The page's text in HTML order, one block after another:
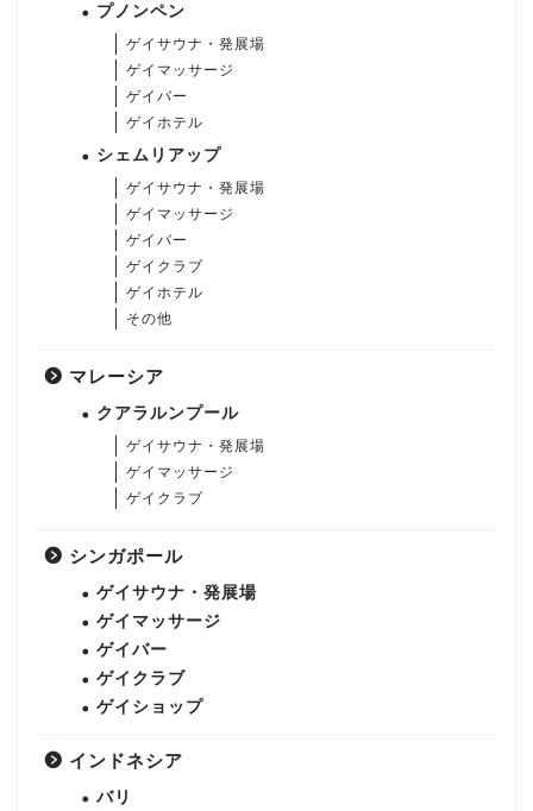
プノンペン
ゲイサウナ・発展場
ゲイマッサージ
ゲイバー
ゲイホテル
シェムリアップ
ゲイサウナ・発展場
ゲイマッサージ
ゲイバー
ゲイクラブ
ゲイホテル
その他
マレーシア
クアラルンプール
ゲイサウナ・発展場
ゲイマッサージ
ゲイクラブ
シンガポール
ゲイサウナ・発展場
ゲイマッサージ
ゲイバー
ゲイクラブ
ゲイショップ
インドネシア
バリ